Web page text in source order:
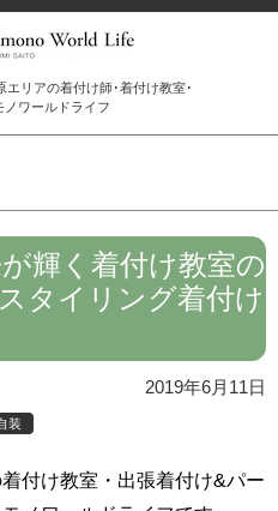
リアの着付け師･着付け教室･
ノワールドライフ
輝く着付け教室の
タイリング着付け
2019年6月11日
装
付け教室・出張着付け&パー